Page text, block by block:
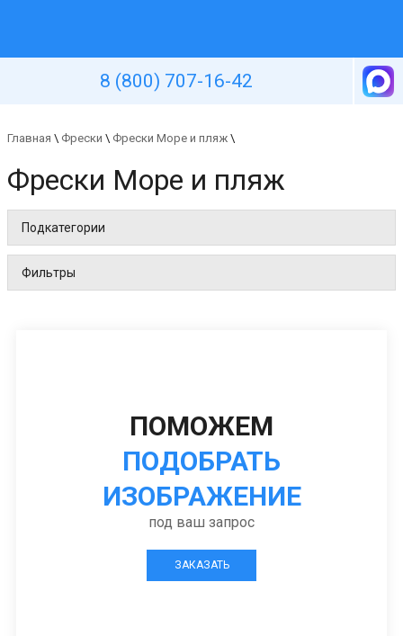
8 (800) 707-16-42
Главная \ Фрески \ Фрески Море и пляж \
Фрески Море и пляж
Подкатегории
Фильтры
ПОМОЖЕМ
ПОДОБРАТЬ
ИЗОБРАЖЕНИЕ
под ваш запрос
ЗАКАЗАТЬ